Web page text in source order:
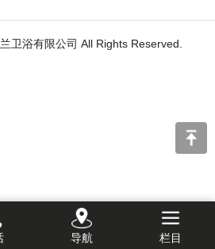
卫浴有限公司 All Rights Reserved.
导航 栏目